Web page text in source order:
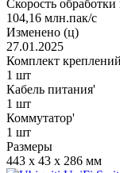
Скорость обработки
104,16 млн.пак/с
Изменено (ц)
27.01.2025
Комплект
1 шт
Кабель питания'
1 шт
Коммутатор'
1 шт
Размеры
443 x 43 x 286 мм